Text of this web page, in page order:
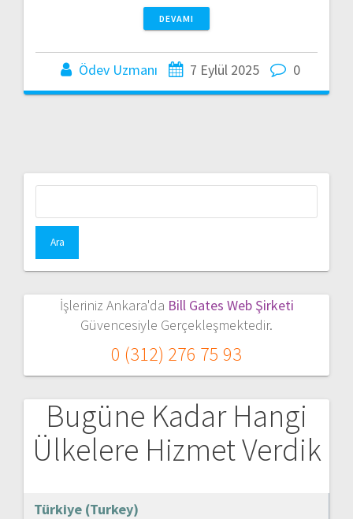
DEVAMI
Ödev Uzmanı 7 Eylül 2025 0
İşleriniz Ankara'da Bill Gates Web Şirketi
Güvencesiyle Gerçekleşmektedir.
0 (312) 276 75 93
Bugüne Kadar Hangi
Ülkelere Hizmet Verdik
Türkiye (Turkey)